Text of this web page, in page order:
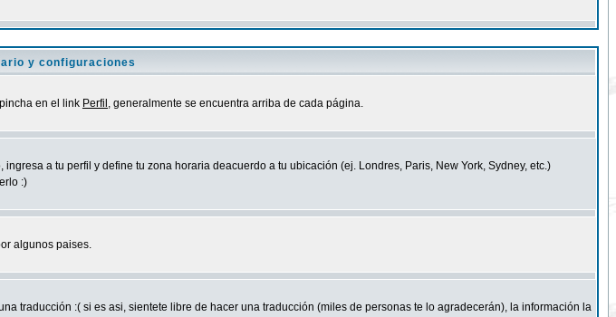
y configuraciones
en el link Perfil , generalmente se encuentra arriba de cada página.
a tu perfil y define tu zona horaria deacuerdo a tu ubicación (ej. Londres, Paris, New York, Sydney, etc.)
:)
algunos paises.
traducción :( si es asi, sientete libre de hacer una traducción (miles de personas te lo agradecerán), la información la